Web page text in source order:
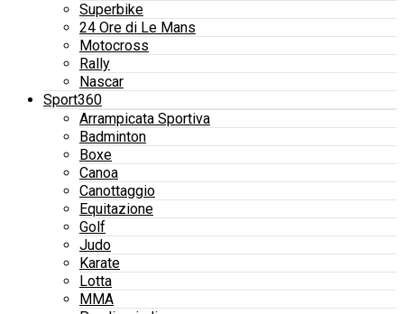
Superbike
24 Ore di Le Mans
Motocross
Rally
Nascar
Sport360
Arrampicata Sportiva
Badminton
Boxe
Canoa
Canottaggio
Equitazione
Golf
Judo
Karate
Lotta
MMA